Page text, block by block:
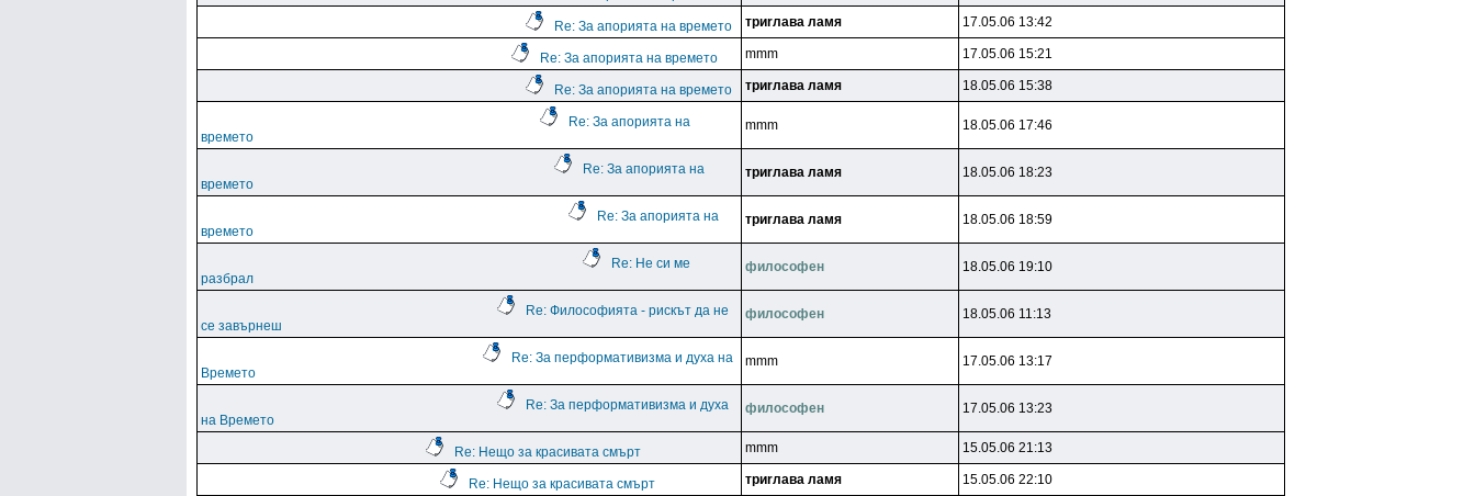
Re: За апорията на времето тpиrлaвa лaмя 17.05.06 13:42
Re: За апорията на времето mmm 17.05.06 15:21
Re: За апорията на времето тpиrлaвa лaмя 18.05.06 15:38
Re: За апорията на
времето
mmm 18.05.06 17:46
Re: За апорията на
времето
тpиrлaвa лaмя 18.05.06 18:23
Re: За апорията на
времето
тpиrлaвa лaмя 18.05.06 18:59
Re: Не си ме
разбрал
филocoфeн 18.05.06 19:10
Re: Философията - рискът да не
се завърнеш
филocoфeн 18.05.06 11:13
Re: За перформативизма и духа на
Времето
mmm 17.05.06 13:17
Re: За перформативизма и духа
на Времето
филocoфeн 17.05.06 13:23
Re: Нещо за красивата смърт mmm 15.05.06 21:13
Re: Нещо за красивата смърт тpиrлaвa лaмя 15.05.06 22:10